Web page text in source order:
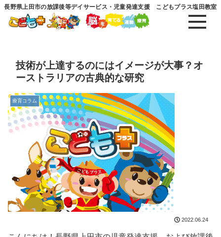
長野県上田市の放課後等デイサービス・児童発達支援 こどもプラス塩田教室
技術が上達するのにはイメージが大事？オ
ーストラリアの古典的な研究
療育コラム
2022.06.24